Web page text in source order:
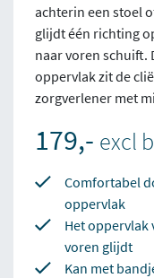
achterin een stoel
glijdt één richting
naar voren schuift.
oppervlak zit de
zorgverlener met
179,- excl
Comfortabel
oppervlak
Het
voren glijdt
Kan met